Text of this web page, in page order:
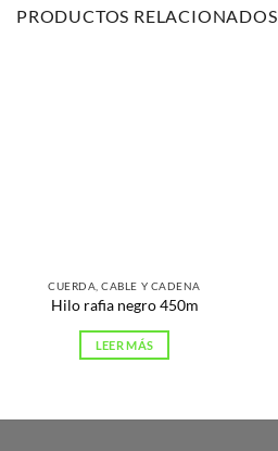
PRODUCTOS RELACIONADOS
CUERDA, CABLE Y CADENA
Hilo rafia negro 450m
LEER MÁS